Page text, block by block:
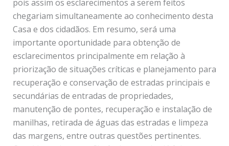
pois assim os esclarecimentos a serem feitos
chegariam simultaneamente ao conhecimento desta
Casa e dos cidadãos. Em resumo, será uma
importante oportunidade para obtenção de
esclarecimentos principalmente em relação à
priorização de situações críticas e planejamento para
recuperação e conservação de estradas principais e
secundárias de entradas de propriedades,
manutenção de pontes, recuperação e instalação de
manilhas, retirada de águas das estradas e limpeza
das margens, entre outras questões pertinentes.